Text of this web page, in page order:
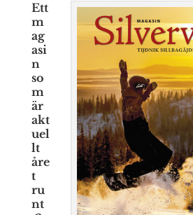
Ett
m
ag
asi
n
so
m
är
akt
uel
lt
åre
t
ru
nt